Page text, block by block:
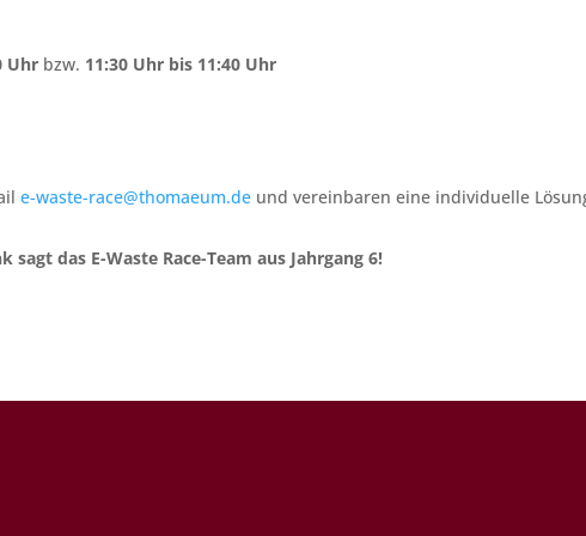
Uhr bzw. 11:30 Uhr bis 11:40 Uhr
e-waste-race@thomaeum.de und vereinbaren eine individuelle
sagt das E-Waste Race-Team aus Jahrgang 6!